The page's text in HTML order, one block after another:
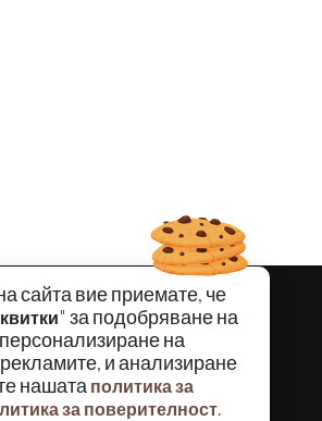
сайта вие приемате, че
" за подобряване на
на
и анализиране
нашата политика за
за поверителност.